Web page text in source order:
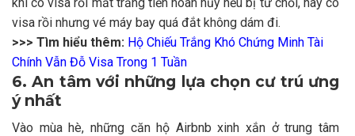
visa rồi nhưng vé máy bay quá đắt không dám đi.
>>> Tìm hiểu thêm: Hộ Chiếu Trắng Khó Chứng Minh Tài
Chính Vẫn Đỗ Visa Trong 1 Tuần
6. An tâm với những lựa chọn cư trú ưng
ý nhất
Vào mùa hè, những căn hộ Airbnb xinh xắn ở trung tâm